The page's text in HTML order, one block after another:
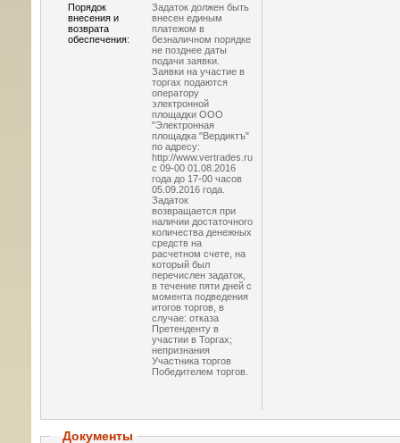
Порядок
внесения и
возврата
обеспечения:
Задаток должен быть
внесен единым
платежом в
безналичном порядке
не позднее даты
подачи заявки.
Заявки на участие в
торгах подаются
оператору
электронной
площадки ООО
"Электронная
площадка "Вердиктъ"
по адресу:
http://www.vertrades.ru
с 09-00 01.08.2016
года до 17-00 часов
05.09.2016 года.
Задаток
возвращается при
наличии достаточного
количества денежных
средств на
расчетном счете, на
который был
перечислен задаток,
в течение пяти дней с
момента подведения
итогов торгов, в
случае: отказа
Претенденту в
участии в Торгах;
непризнания
Участника торгов
Победителем торгов.
Документы